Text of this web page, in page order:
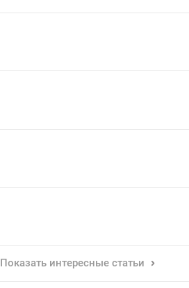
Показать интересные статьи